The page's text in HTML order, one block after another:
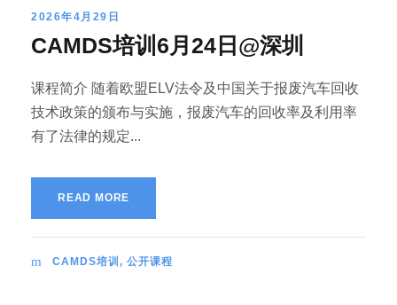
2026年4月29日
CAMDS培训6月24日@深圳
课程简介 随着欧盟ELV法令及中国关于报废汽车回收
技术政策的颁布与实施，报废汽车的回收率及利用率
有了法律的规定...
READ MORE
CAMDS培训 , 公开课程